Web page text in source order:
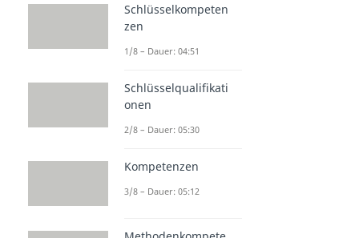
Schlüsselkompeten
zen
1/8 – Dauer: 04:51
Schlüsselqualifikati
onen
2/8 – Dauer: 05:30
Kompetenzen
3/8 – Dauer: 05:12